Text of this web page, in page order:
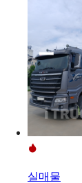
실매물